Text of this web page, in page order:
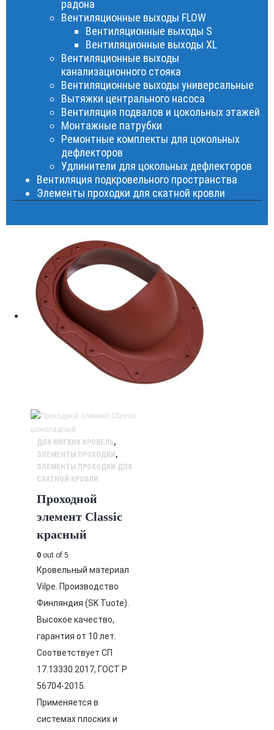
радона
Вентиляционные выходы FLOW
Вентиляционные выходы S
Вентиляционные выходы XL
Вентиляционные выходы
канализационного стояка
Вентиляционные выходы универсальные
Вытяжки центрального насоса
Вентиляция подвалов и цокольных этажей
Монтажные патрубки
Ремонтные комплекты для цокольных
дефлекторов
Удлинители для цокольных дефлекторов
Вентиляция подкровельного пространства
Элементы проходки для скатной кровли
ДЛЯ МЯГКИХ КРОВЕЛЬ,
ЭЛЕМЕНТЫ ПРОХОДКИ ,
ЭЛЕМЕНТЫ ПРОХОДКИ ДЛЯ
СКАТНОЙ КРОВЛИ
Проходной
элемент Classic
красный
0 out of 5
Кровельный материал
Vilpe. Производство
Финляндия (SK Tuote).
Высокое качество,
гарантия от 10 лет.
Соответствует СП
17.13330.2017, ГОСТ Р
56704-2015.
Применяется в
системах плоских и